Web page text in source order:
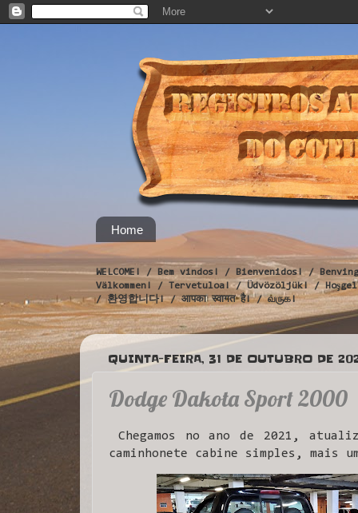
Home
WELCOME! / Bem vindos! / Bienvenidos! /
Välkommen! / Tervetuloa! / Üdvözöljük! /
/ 환영합니다! / आपका स्वागत है! / வருக!
QUINTA-FEIRA, 31 DE OUTUBRO DE
Dodge Dakota Sport 2000
Chegamos no ano de 2021,
caminhonete cabine simples, mais